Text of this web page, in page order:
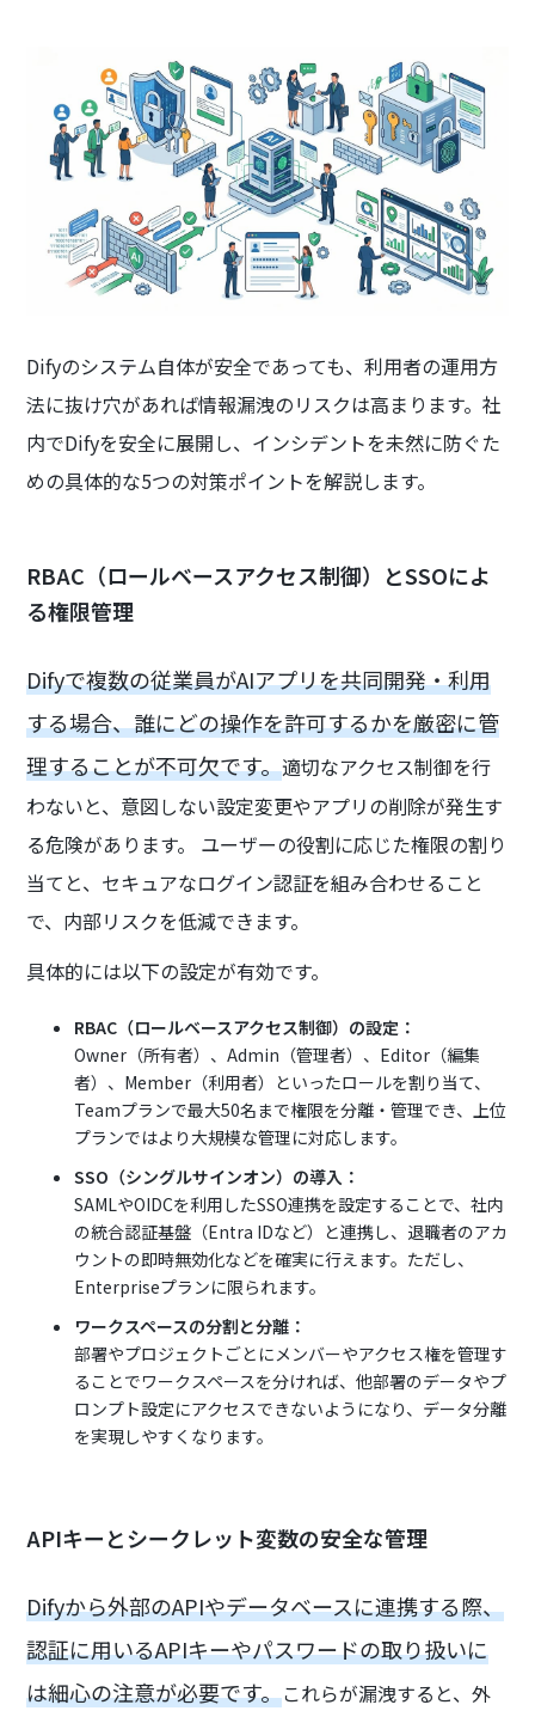
Difyのシステム自体が安全であっても、利用者の運用方
法に抜け穴があれば情報漏洩のリスクは高まります。社
内でDifyを安全に展開し、インシデントを未然に防ぐた
めの具体的な5つの対策ポイントを解説します。
RBAC（ロールベースアクセス制御）とSSOによ
る権限管理
Difyで複数の従業員がAIアプリを共同開発・利用
する場合、誰にどの操作を許可するかを厳密に管
理することが不可欠です。適切なアクセス制御を行
わないと、意図しない設定変更やアプリの削除が発生す
る危険があります。 ユーザーの役割に応じた権限の割り
当てと、セキュアなログイン認証を組み合わせること
で、内部リスクを低減できます。
具体的には以下の設定が有効です。
RBAC（ロールベースアクセス制御）の設定：
Owner（所有者）、Admin（管理者）、Editor（編集
者）、Member（利用者）といったロールを割り当て、
Teamプランで最大50名まで権限を分離・管理でき、上位
プランではより大規模な管理に対応します。
SSO（シングルサインオン）の導入：
SAMLやOIDCを利用したSSO連携を設定することで、社内
の統合認証基盤（Entra IDなど）と連携し、退職者のアカ
ウントの即時無効化などを確実に行えます。ただし、
Enterpriseプランに限られます。
ワークスペースの分割と分離：
部署やプロジェクトごとにメンバーやアクセス権を管理す
ることでワークスペースを分ければ、他部署のデータやプ
ロンプト設定にアクセスできないようになり、データ分離
を実現しやすくなります。
APIキーとシークレット変数の安全な管理
Difyから外部のAPIやデータベースに連携する際、
認証に用いるAPIキーやパスワードの取り扱いに
は細心の注意が必要です。これらが漏洩すると、外